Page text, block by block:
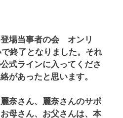
場当事者の会 オンリ
終了となりました。それ
式ラインに入ってくださ
があったと思います。
奈さん、麗奈さんのサポ
母さん、お父さんは、本